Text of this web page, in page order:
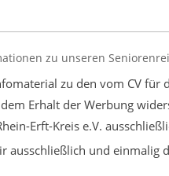
zu unseren
zu den vom CV für
Erhalt der Werbung
Erft-Kreis e.V.
ausschließlich und einmalig